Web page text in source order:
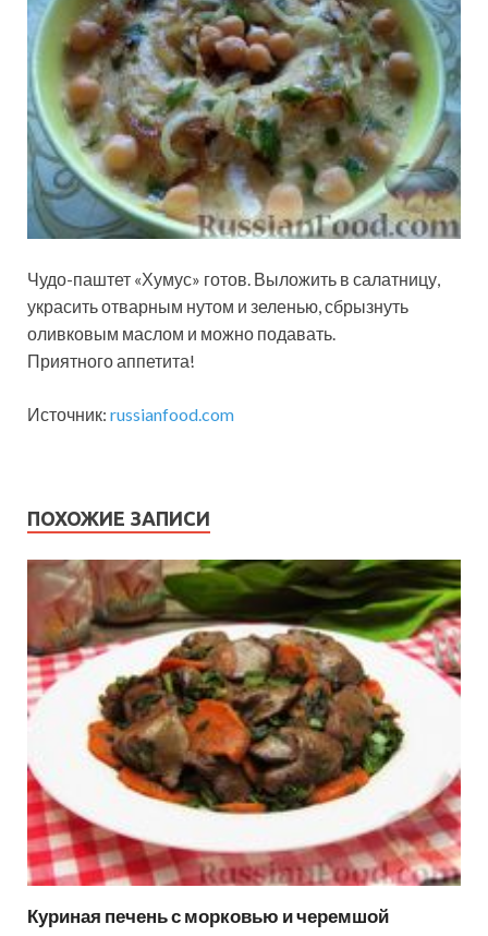
Чудо-паштет «Хумус» готов. Выложить в салатницу,
украсить отварным нутом и зеленью, сбрызнуть
оливковым маслом и можно подавать.
Приятного аппетита!
Источник: russianfood.com
ПОХОЖИЕ ЗАПИСИ
Куриная печень с морковью и черемшой